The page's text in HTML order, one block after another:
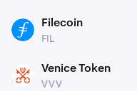
FIL Filecoin
FIL
VVV Venice Token
VVV